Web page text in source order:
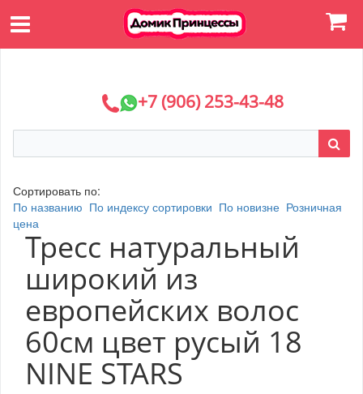
+7 (906) 253-43-48
Сортировать по:
По названию По индексу сортировки По новизне Розничная
цена
Тресс натуральный
широкий из
европейских волос
60см цвет русый 18
NINE STARS